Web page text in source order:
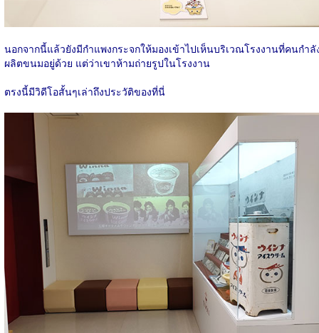
นอกจากนี้แล้วยังมีกำแพงกระจกให้มองเข้าไปเห็นบริเวณโรงงานที่คนกำลั
ผลิตขนมอยู่ด้วย แต่ว่าเขาห้ามถ่ายรูปในโรงงาน
ตรงนี้มีวิดีโอสั้นๆเล่าถึงประวัติของที่นี่